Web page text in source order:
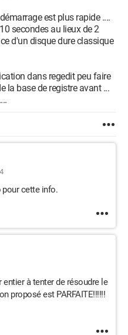
est plus rapide ....
secondes au lieux de 2
d'un disque dure classique
dans regedit peu faire
la base de registre avant ...
pour cette info.
à tenter de résoudre le
proposé est PARFAITE!!!!!!